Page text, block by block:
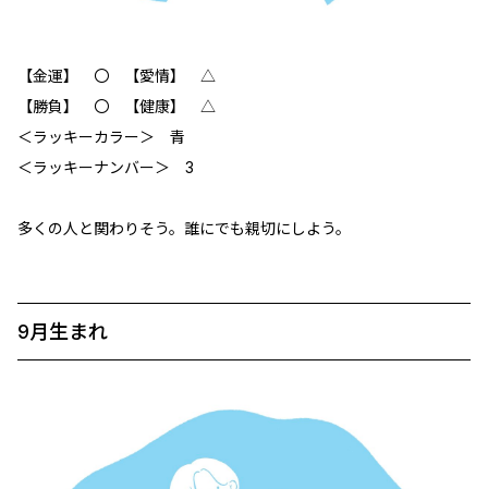
【金運】 〇 【愛情】 △
【勝負】 ‪〇 【健康】 △
＜ラッキーカラー＞ 青
＜ラッキーナンバー＞ 3
多くの人と関わりそう。誰にでも親切にしよう。
9月生まれ